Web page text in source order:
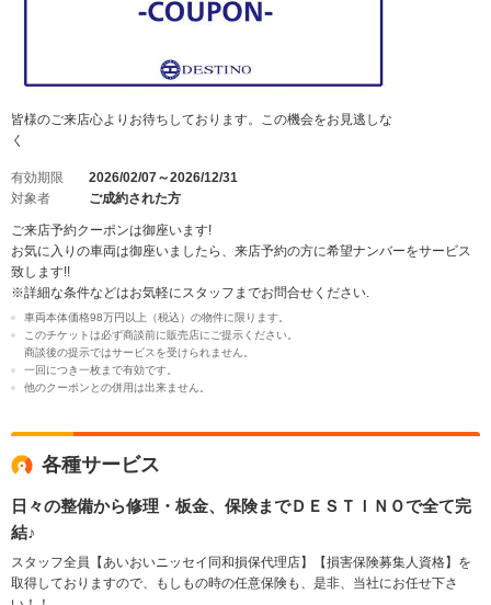
皆様のご来店心よりお待ちしております。この機会をお見逃しな
く
有効期限
2026/02/07～2026/12/31
対象者
ご成約された方
ご来店予約クーポンは御座います!
お気に入りの車両は御座いましたら、来店予約の方に希望ナンバーをサービス
致します!!
※詳細な条件などはお気軽にスタッフまでお問合せください.
車両本体価格98万円以上（税込）の物件に限ります。
このチケットは必ず商談前に販売店にご提示ください。
商談後の提示ではサービスを受けられません。
一回につき一枚まで有効です。
他のクーポンとの併用は出来ません。
各種サービス
日々の整備から修理・板金、保険までＤＥＳＴＩＮＯで全て完
結♪
スタッフ全員【あいおいニッセイ同和損保代理店】【損害保険募集人資格】を
取得しておりますので、もしもの時の任意保険も、是非、当社にお任せ下さ